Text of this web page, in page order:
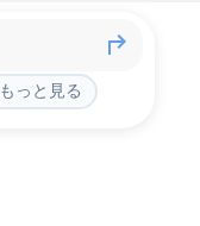
もっと見る